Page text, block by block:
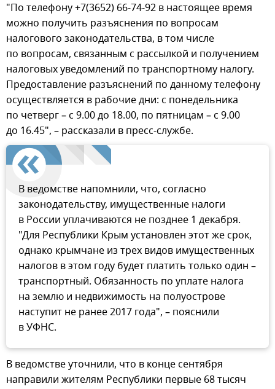
"По телефону +7(3652) 66-74-92 в настоящее время
можно получить разъяснения по вопросам
налогового законодательства, в том числе
по вопросам, связанным с рассылкой и получением
налоговых уведомлений по транспортному налогу.
Предоставление разъяснений по данному телефону
осуществляется в рабочие дни: с понедельника
по четверг – с 9.00 до 18.00, по пятницам – с 9.00
до 16.45", – рассказали в пресс-службе.
В ведомстве напомнили, что, согласно
законодательству, имущественные налоги
в России уплачиваются не позднее 1 декабря.
"Для Республики Крым установлен этот же срок,
однако крымчане из трех видов имущественных
налогов в этом году будет платить только один –
транспортный. Обязанность по уплате налога
на землю и недвижимость на полуострове
наступит не ранее 2017 года", – пояснили
в УФНС.
В ведомстве уточнили, что в конце сентября
направили жителям Республики первые 68 тысяч